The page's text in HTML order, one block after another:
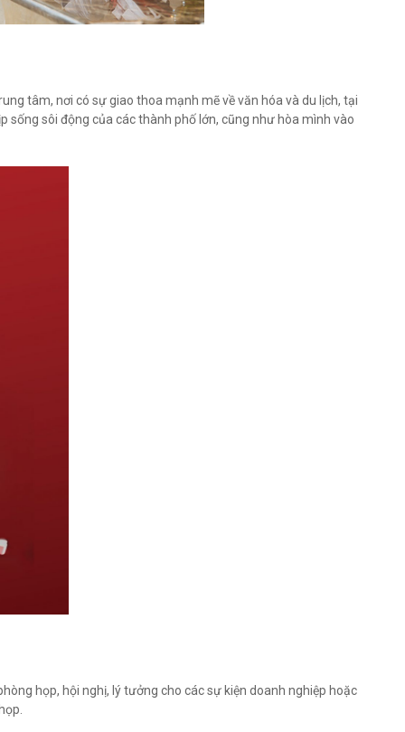
tâm, nơi có sự giao thoa mạnh mẽ về văn hóa và du lịch, tại
sống sôi động của các thành phố lớn, cũng như hòa mình vào
họp, hội nghị, lý tưởng cho các sự kiện doanh nghiệp hoặc